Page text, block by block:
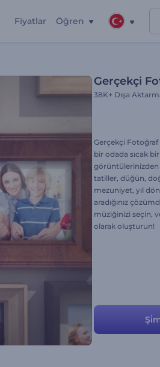
Fiyatlar Öğren
Gerçekçi
38K+ Dışa
Gerçekçi Fotoğraf
bir odada sıcak
görüntülerinizden
tatiller, düğün,
mezuniyet, yıl
aradığınız
müziğinizi seçin,
olarak oluşturun!